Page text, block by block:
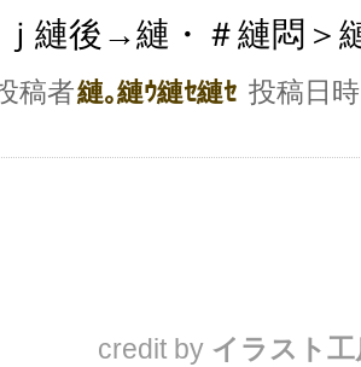
縺後→縺・＃縺悶＞
稿者縺｡縺ｳ縺ｾ縺ｾ 投稿日時
credit by イラスト工